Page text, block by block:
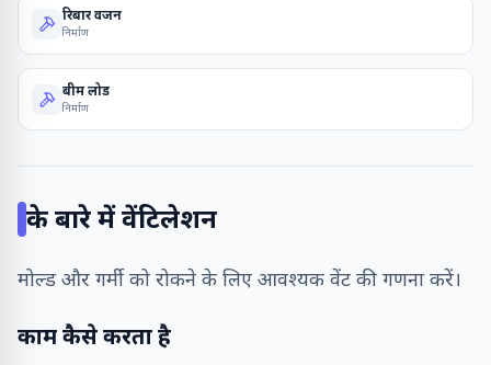
रिबार वजन
निर्माण
बीम लोड
निर्माण
के बारे में वेंटिलेशन
मोल्ड और गर्मी को रोकने के लिए आवश्यक वेंट की गणना करें।
काम कैसे करता है